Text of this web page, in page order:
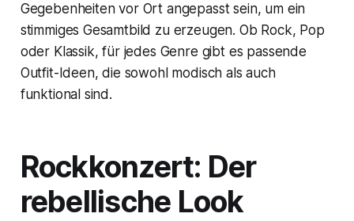
Gegebenheiten vor Ort angepasst sein, um ein
stimmiges Gesamtbild zu erzeugen. Ob Rock, Pop
oder Klassik, für jedes Genre gibt es passende
Outfit-Ideen, die sowohl modisch als auch
funktional sind.
Rockkonzert: Der
rebellische Look